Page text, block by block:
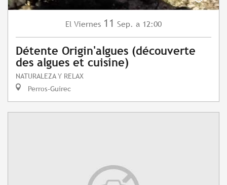
El Viernes 11 Sep. a 12:00
Détente Origin'algues (découverte
des algues et cuisine)
NATURALEZA Y RELAX
Perros-Guirec